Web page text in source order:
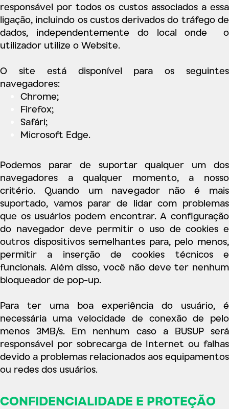
responsável por todos os custos associados a essa
ligação, incluindo os custos derivados do tráfego de
dados, independentemente do local onde o
utilizador utilize o Website.
O site está disponível para os seguintes
navegadores:
Chrome;
Firefox;
Safári;
Microsoft Edge.
Podemos parar de suportar qualquer um dos
navegadores a qualquer momento, a nosso
critério. Quando um navegador não é mais
suportado, vamos parar de lidar com problemas
que os usuários podem encontrar. A configuração
do navegador deve permitir o uso de cookies e
outros dispositivos semelhantes para, pelo menos,
permitir a inserção de cookies técnicos e
funcionais. Além disso, você não deve ter nenhum
bloqueador de pop-up.
Para ter uma boa experiência do usuário, é
necessária uma velocidade de conexão de pelo
menos 3MB/s. Em nenhum caso a BUSUP será
responsável por sobrecarga de Internet ou falhas
devido a problemas relacionados aos equipamentos
ou redes dos usuários.
CONFIDENCIALIDADE E PROTEÇÃO